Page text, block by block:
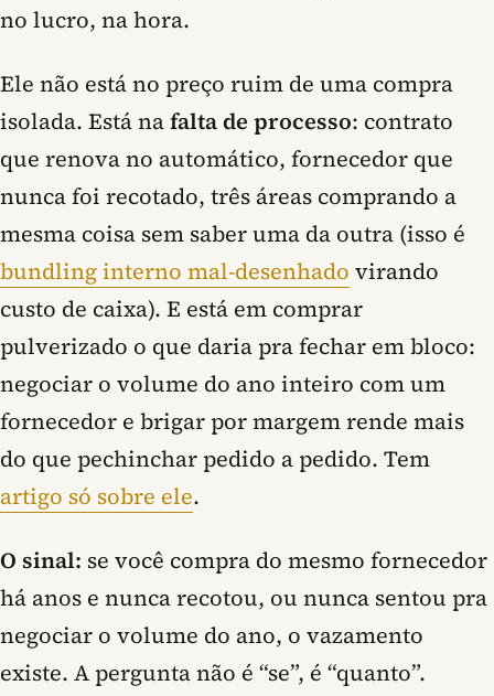
no lucro, na hora.
Ele não está no preço ruim de uma compra
isolada. Está nafalta de processo: contrato
que renova no automático, fornecedor que
nunca foi recotado, três áreas comprando a
mesma coisa sem saber uma da outra (isso é
bundling interno mal-desenhado virando
custo de caixa). E está em comprar
pulverizado o que daria pra fechar em bloco:
negociar o volume do ano inteiro com um
fornecedor e brigar por margem rende mais
do que pechinchar pedido a pedido. Tem
artigo só sobre ele.
O sinal: se você compra do mesmo fornecedor
há anos e nunca recotou, ou nunca sentou pra
negociar o volume do ano, o vazamento
existe. A pergunta não é “se”, é “quanto”.